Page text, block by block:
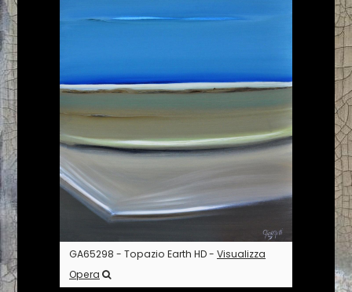
GA65298 - Topazio Earth HD - Visualizza
Opera